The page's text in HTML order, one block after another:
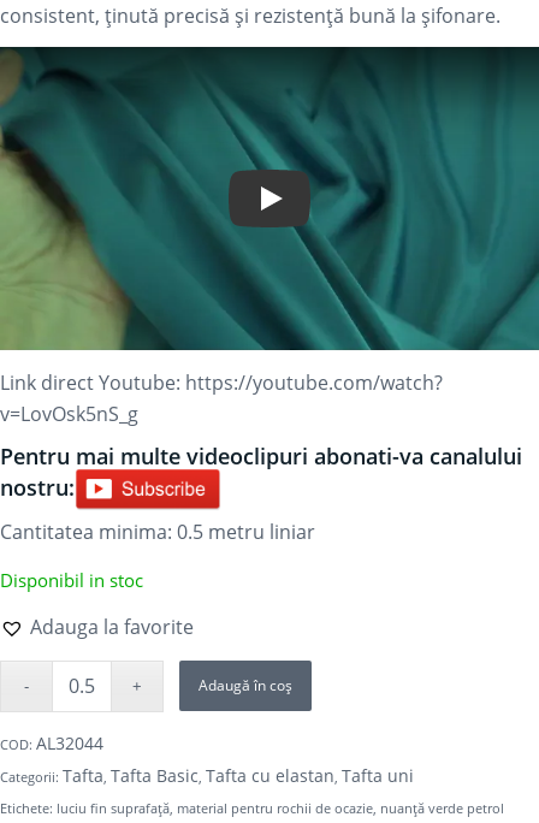
consistent, ținută precisă și rezistență bună la șifonare.
Play Video
Link direct Youtube: https://youtube.com/watch?
v=LovOsk5nS_g
Pentru mai multe videoclipuri abonati-va canalului
nostru:
Cantitatea minima: 0.5 metru liniar
Disponibil in stoc
Adauga la favorite
Adaugă în coș
COD: AL32044
Categorii: Tafta Tafta Basic Tafta cu elastan Tafta uni
Etichete: luciu fin suprafață material pentru rochii de ocazie nuanță verde petrol